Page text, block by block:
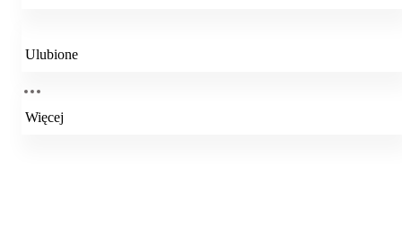
Ulubione
Więcej